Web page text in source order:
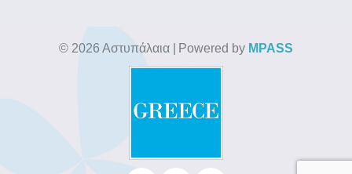
© 2026 Αστυπάλαια Powered by MPASS